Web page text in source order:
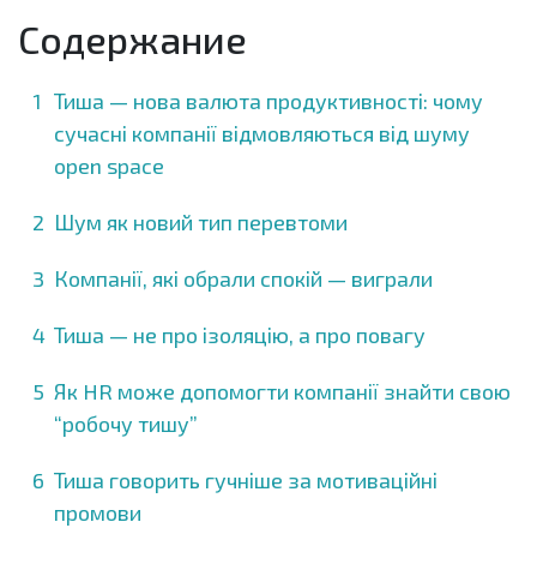
Содержание
Тиша — нова валюта продуктивності: чому
сучасні компанії відмовляються від шуму
open space
Шум як новий тип перевтоми
Компанії, які обрали спокій — виграли
Тиша — не про ізоляцію, а про повагу
Як HR може допомогти компанії знайти свою
“робочу тишу”
Тиша говорить гучніше за мотиваційні
промови